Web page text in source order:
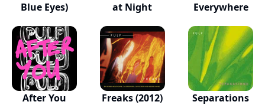
Blue Eyes)
at Night
Everywhere
After You Freaks (2012)
Separations